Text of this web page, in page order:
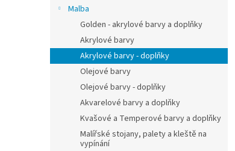
Malba
Golden - akrylové barvy a doplňky
Akrylové barvy
Akrylové barvy - doplňky
Olejové barvy
Olejové barvy - doplňky
Akvarelové barvy a doplňky
Kvašové a Temperové barvy a doplňky
Malířské stojany, palety a kleště na
vypínání